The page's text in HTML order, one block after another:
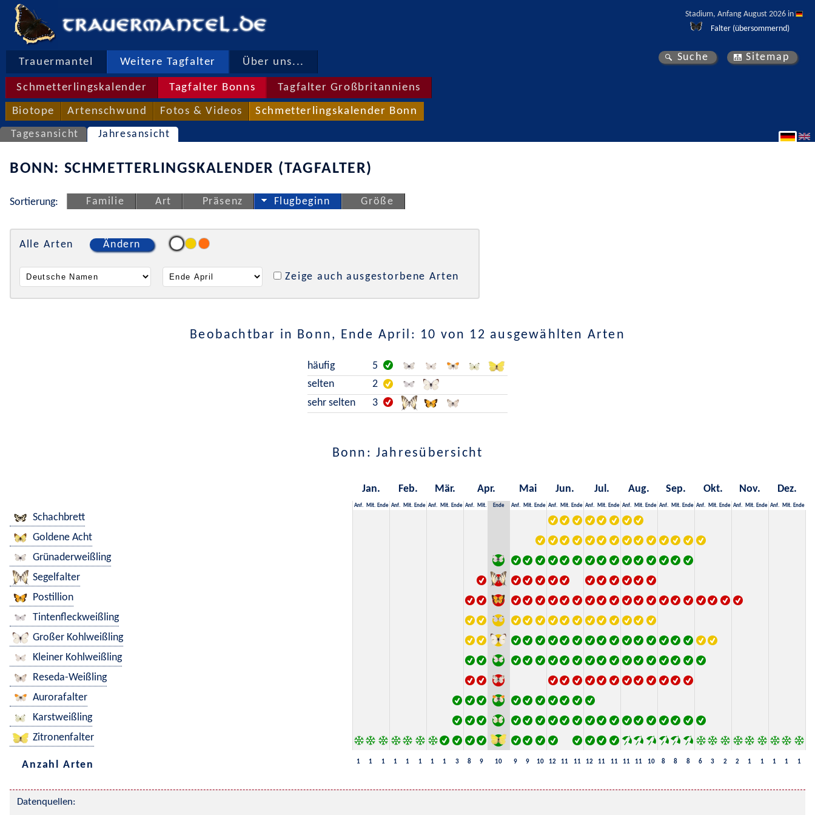
Stadium, Anfang August 2026 in
Falter (übersommernd)
Trauermantel Weitere Tagfalter Über uns...
Schmetterlingskalender Tagfalter Bonns Tagfalter Großbritanniens
Biotope Artenschwund Fotos & Videos Schmetterlingskalender Bonn
Suche Sitemap
Tagesansicht Jahresansicht
BONN: SCHMETTERLINGSKALENDER (TAGFALTER)
Sortierung: Familie Art Präsenz Flugbeginn Größe
Alle Arten Ändern
Zeige auch ausgestorbene Arten
Beobachtbar in Bonn, Ende April: 10 von 12 ausgewählten Arten
häufig
5
selten
2
sehr selten
3
Bonn: Jahresübersicht
Jan. Feb. Mär. Apr. Mai Jun. Jul. Aug. Sep. Okt. Nov. Dez.
Anf. Mit. Ende Anf. Mit. Ende Anf. Mit. Ende Anf. Mit. Ende Anf. Mit. Ende Anf. Mit. Ende Anf. Mit. Ende Anf. Mit. Ende Anf. Mit. Ende Anf. Mit. Ende Anf. Mit. Ende Anf. Mit. Ende
Schachbrett
Goldene Acht
Grünaderweißling
Segelfalter
Postillion
Tintenfleckweißling
Großer Kohlweißling
Kleiner Kohlweißling
Reseda-Weißling
Aurorafalter
Karstweißling
Zitronenfalter
Anzahl Arten 1 1 1 1 1 1 1 1 3 8 9 10 9 9 10 12 11 11 12 11 11 11 11 10 8 8 8 6 3 2 2 1 1 1 1 1
Datenquellen: